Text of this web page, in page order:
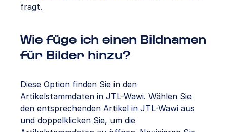
fragt.
Wie füge ich einen Bildnamen
für Bilder hinzu?
Diese Option finden Sie in den
Artikelstammdaten in JTL-Wawi. Wählen Sie
den entsprechenden Artikel in JTL-Wawi aus
und doppelklicken Sie, um die